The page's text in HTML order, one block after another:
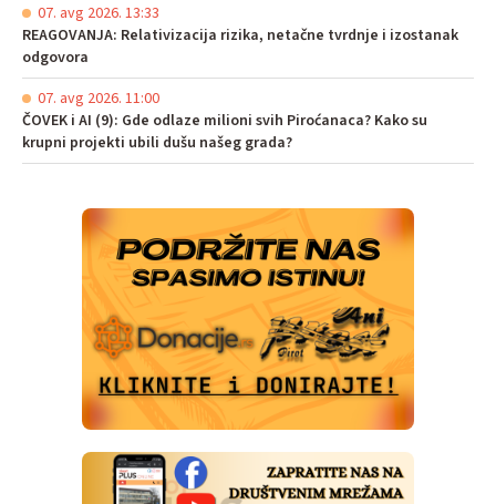
07. avg 2026. 13:33
REAGOVANJA: Relativizacija rizika, netačne tvrdnje i izostanak
odgovora
07. avg 2026. 11:00
ČOVEK i AI (9): Gde odlaze milioni svih Piroćanaca? Kako su
krupni projekti ubili dušu našeg grada?